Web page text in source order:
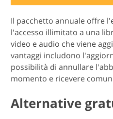
Il pacchetto annuale offre
l'accesso illimitato a una
video e audio che viene
vantaggi includono
possibilità di annullare
momento e ricevere
Alternative